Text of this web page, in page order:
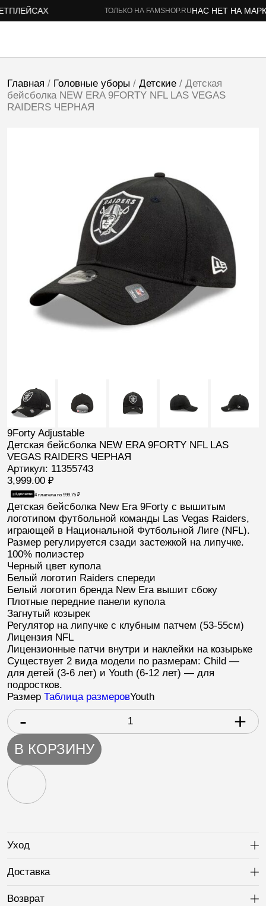
ТОЛЬКО НА FAMSHOP.RUНАС НЕТ НА
Главная / Головные уборы / Детские/ Детская
бейсболка NEW ERA 9FORTY NFL LAS VEGAS
RAIDERS ЧЕРНАЯ
9Forty Adjustable
Детская бейсболка NEW ERA 9FORTY NFL LAS
VEGAS RAIDERS ЧЕРНАЯ
Артикул: 11355743
3,999.00 ₽
4 платежа по 999.75 ₽
Детская бейсболка New Era 9Fortyс вышитым
логотипом футбольной команды Las Vegas Raiders,
играющей в Национальной Футбольной Лиге (NFL).
Размер регулируется сзади застежкой на липучке.
100% полиэстер
Черный цвет купола
Белый логотип Raiders спереди
Белый логотип бренда New Era вышит сбоку
Плотные передние панели купола
Загнутый козырек
Регулятор на липучке с клубным патчем (53-55см)
Лицензия NFL
Лицензионные патчи внутри и наклейки на козырьке
Существует 2 вида модели по размерам: Child —
для детей (3-6 лет) и Youth (6-12 лет) — для
подростков.
Размер Таблица размеровYouth
- +
В КОРЗИНУ
Уход
Доставка
Возврат